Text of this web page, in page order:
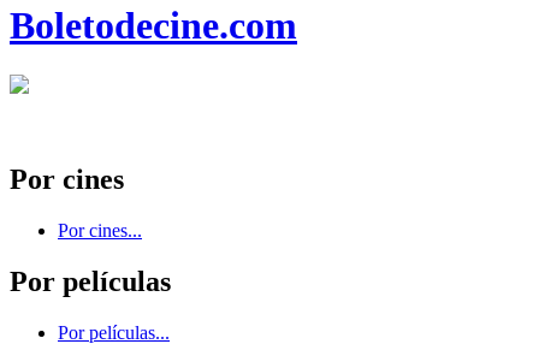
Boletodecine.com
Por cines
Por cines...
Por películas
Por películas...